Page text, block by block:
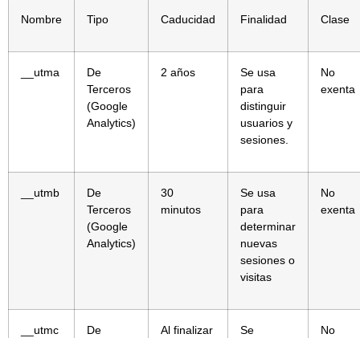
Nombre Tipo Caducidad Finalidad Clase
__utma
De
Terceros
(Google
Analytics)
2 años
Se usa
para
distinguir
usuarios y
sesiones.
No
exenta
__utmb
De
Terceros
(Google
Analytics)
30
minutos
Se usa
para
determinar
nuevas
sesiones o
visitas
No
exenta
__utmc
De
Al finalizar
Se
No